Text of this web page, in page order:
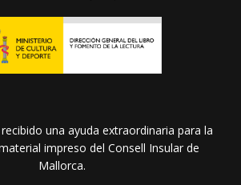
una ayuda extraordinaria para la
impreso del Consell Insular de
Mallorca.